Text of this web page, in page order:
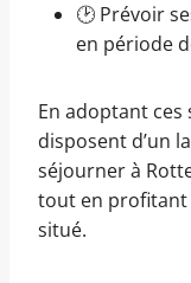
🕑 Prévoir
en période
En adoptant ces
disposent d’un
séjourner à
tout en profitant
situé.